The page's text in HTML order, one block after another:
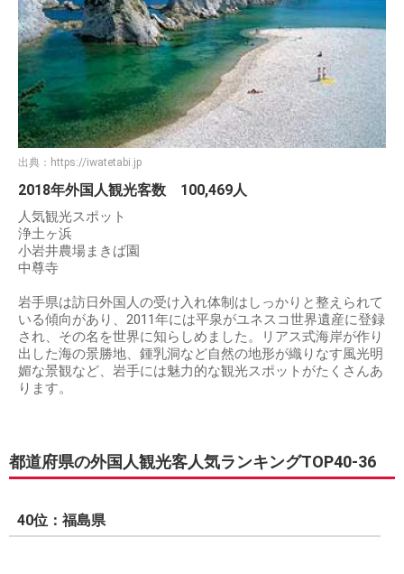
出典： https://iwatetabi.jp
2018年外国人観光客数 100,469人
人気観光スポット
浄土ヶ浜
小岩井農場まきば園
中尊寺
岩手県は訪日外国人の受け入れ体制はしっかりと整えられて
いる傾向があり、2011年には平泉がユネスコ世界遺産に登録
され、その名を世界に知らしめました。リアス式海岸が作り
出した海の景勝地、鍾乳洞など自然の地形が織りなす風光明
媚な景観など、岩手には魅力的な観光スポットがたくさんあ
ります。
都道府県の外国人観光客人気ランキングTOP40-36
40位：福島県